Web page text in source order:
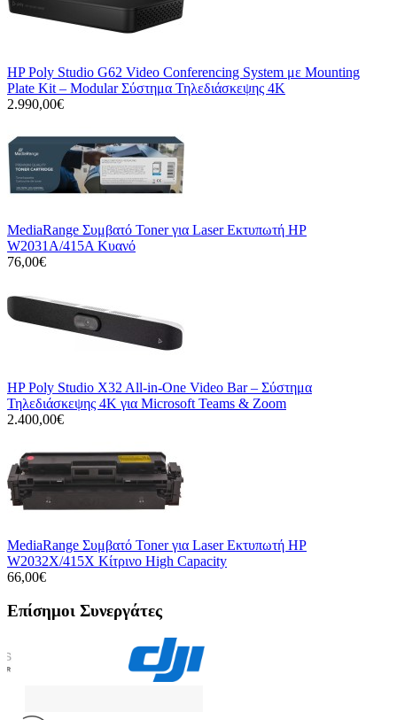
HP Poly Studio G62 Video Conferencing System με Mounting
Plate Kit – Modular Σύστημα Τηλεδιάσκεψης 4K
2.990,00€
MediaRange Συμβατό Toner για Laser Εκτυπωτή HP
W2031A/415A Κυανό
76,00€
HP Poly Studio X32 All-in-One Video Bar – Σύστημα
Τηλεδιάσκεψης 4K για Microsoft Teams & Zoom
2.400,00€
MediaRange Συμβατό Toner για Laser Εκτυπωτή HP
W2032X/415X Κίτρινο High Capacity
66,00€
Επίσημοι Συνεργάτες